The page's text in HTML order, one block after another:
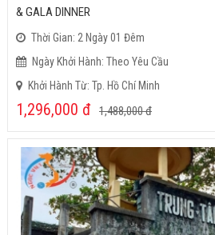
& GALA DINNER
Thời Gian: 2 Ngày 01 Đêm
Ngày Khởi Hành: Theo Yêu Cầu
Khởi Hành Từ: Tp. Hồ Chí Minh
1,296,000 đ 1,488,000đ